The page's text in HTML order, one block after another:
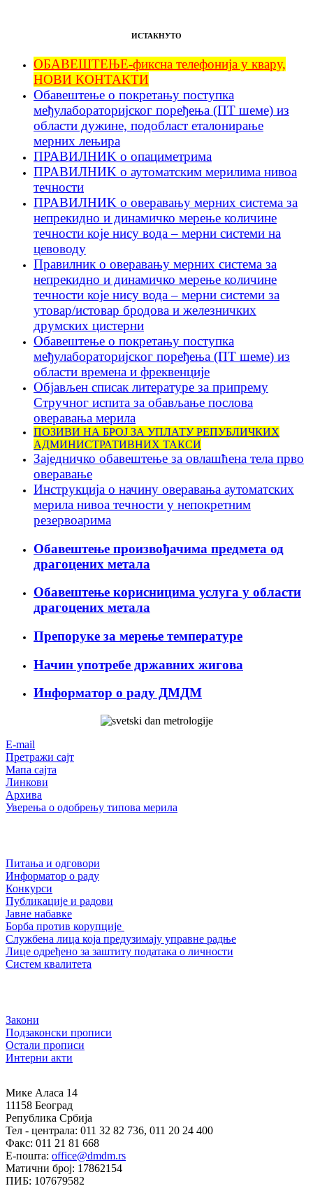
ИСТАКНУТО
ОБАВЕШТЕЊЕ-фиксна телефонија у квару,
НОВИ КОНТАКТИ
Обавештење о покретању поступка
међулабораторијског поређења (ПТ шеме) из
области дужине, подобласт еталонирање
мерних лењира
ПРАВИЛНИK о опациметрима
ПРАВИЛНИK о аутоматским мерилима нивоа
течности
ПРАВИЛНИK о оверавању мерних система за
непрекидно и динамичко мерење количине
течности које нису вода – мерни системи на
цевоводу
Правилник о оверавању мерних система за
непрекидно и динамичко мерење количине
течности које нису вода – мерни системи за
утовар/истовар бродова и железничких
друмских цистерни
Обавештење о покретању поступка
међулабораторијскoг поређења (ПT шеме) из
области времена и фреквенције
Објављен списак литературе за припрему
Стручног испита за обављање послова
оверавања мерила
ПОЗИВИ НА БРОЈ ЗА УПЛАТУ РЕПУБЛИЧКИХ
АДМИНИСТРАТИВНИХ ТАКСИ
Заједничко обавештење за овлашћена тела прво
оверавање
Инструкцијa о начину оверавања аутоматских
мерила нивоа течности у непокретним
резервоарима
Обавештење произвођачима предмета од
драгоцених метала
Обавештење корисницима услуга у области
драгоцених метала
Препоруке за мерење температуре
Начин употребе државних жигова
Информатор о раду ДМДМ
Е-mail
Претражи сајт
Мапа сајта
Линкови
Архива
Уверења о одобрењу типова мерила
Питања и одговори
Информатор о раду
Конкурси
Публикације и радови
Јавне набавке
Борба против корупције
Службена лица која предузимају управне радње
Лице одређено за заштиту података о личности
Систем квалитета
Закони
Подзаконски прописи
Остали прописи
Интерни акти
Мике Аласа 14
11158 Београд
Република Србија
Тел - централа: 011 32 82 736, 011 20 24 400
Факс: 011 21 81 668
Е-пошта: office@dmdm.rs
Матични број: 17862154
ПИБ: 107679582